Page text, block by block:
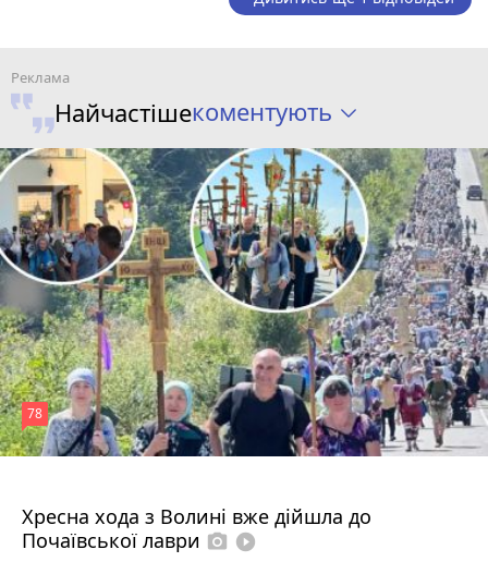
Найчастішекоментують
Хресна хода з Волині вже дійшла до
Почаївської лаври photo_camera play_circle_filled
78